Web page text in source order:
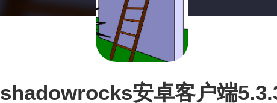
shadowrocks安卓客户端